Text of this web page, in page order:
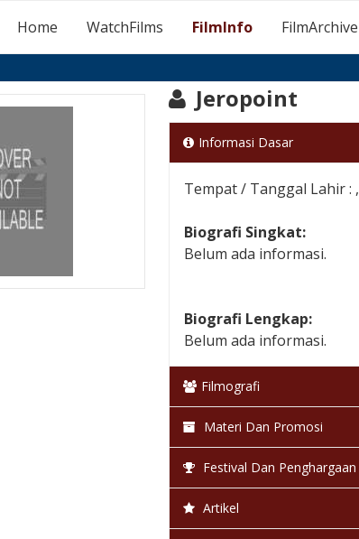
Home WatchFilms FilmInfo FilmArchive
Jeropoint
Informasi Dasar
Tempat / Tanggal Lahir : ,
Biografi Singkat:
Belum ada informasi.
Biografi Lengkap:
Belum ada informasi.
Filmografi
Materi Dan Promosi
Festival Dan Penghargaan
Artikel